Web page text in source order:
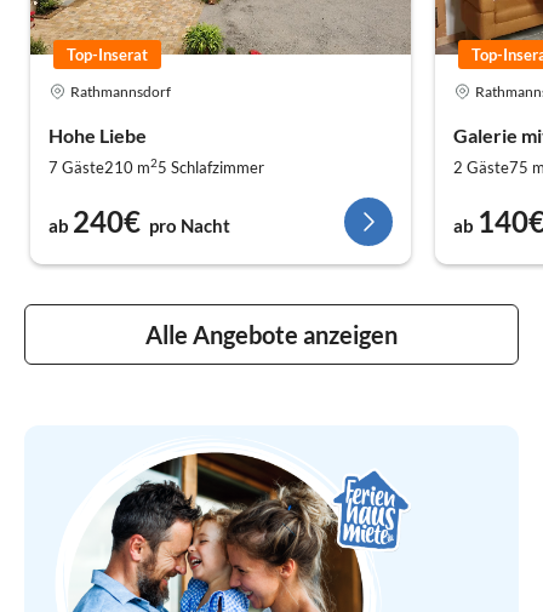
Rathmannsdorf
Hohe Liebe
7 Gäste210 m25 Schlafzimmer
ab 240€ pro Nacht
Top-Inserat
Galerie
2 Gäste75
ab
Top-
Alle Angebote anzeigen